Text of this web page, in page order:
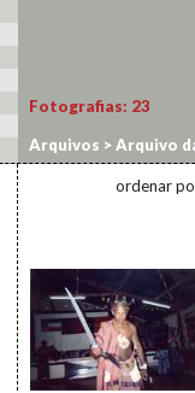
Fotografias: 23
Arquivos >Arquivo
Refugiados
ordenar